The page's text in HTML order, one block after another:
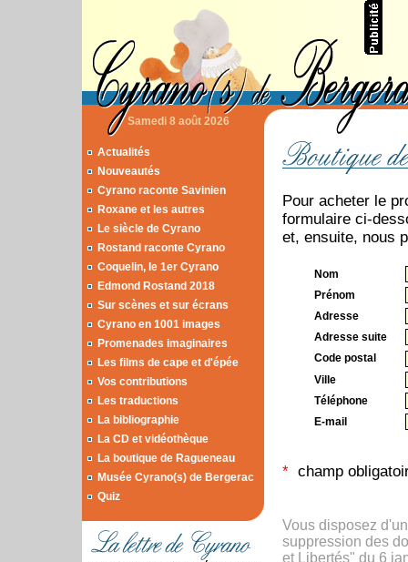
Samedi 8 août 2026
Actualités
Nouveautés
Cyrano raconte Savinien
Roxane et les autres
Le siècle de Cyrano
Rostand raconte Cyrano
Coquelin, le 1er Cyrano
Edmond Rostand 2018
Sur scènes et sur écrans
Cyrano en 1001 images
Promenades imaginaires
Les films de cape et d'épée
Vos contributions
Les traductions
La bibliographie
La CD et vidéothèque
La boutique de Ragueneau
Musée Cyrano(s) de Bergerac
Quiz
Pour acheter le
formulaire ci-
et, ensuite, nous
Nom
Prénom
Adresse
Adresse suite
Code postal
Ville
Téléphone
E-mail
* champ
Vous disposez
suppression des
et Libertés" du 6